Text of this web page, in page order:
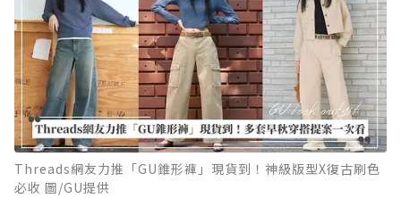
Threads網友力推「GU錐形褲」現貨到！神級版型X復古刷色
必收 圖/GU提供